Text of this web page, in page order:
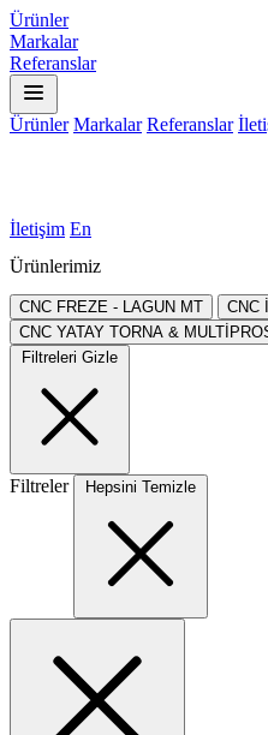
Ürünler
Markalar
Referanslar
Ürünler Markalar Referanslar
İletişim En
Ürünlerimiz
CNC FREZE - LAGUN MT CNC
CNC YATAY TORNA &
Filtreleri Gizle
Filtreler Hepsini Temizle